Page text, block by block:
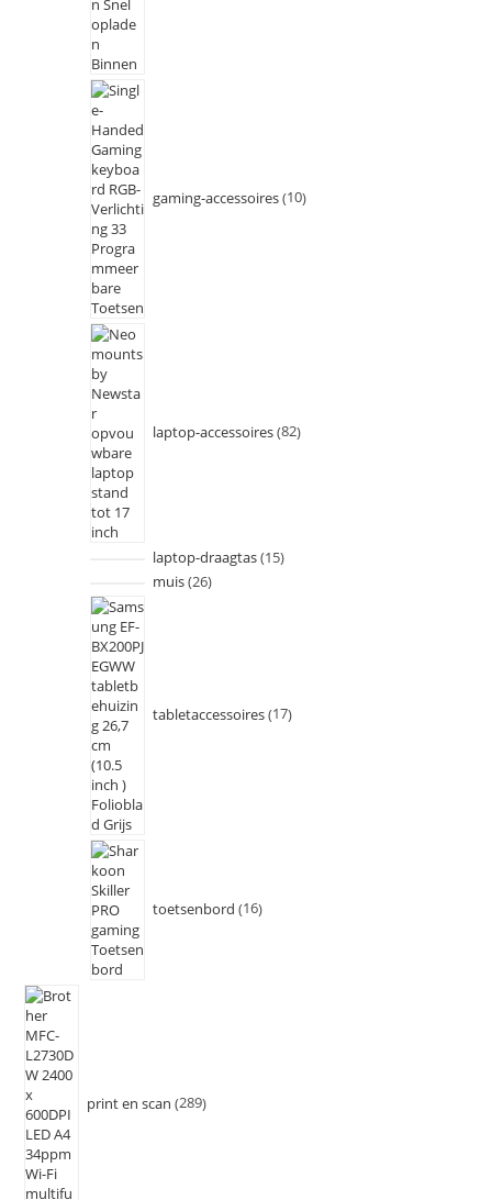
gaming-accessoires 10
laptop-accessoires 82
laptop-draagtas 15
muis 26
tabletaccessoires 17
toetsenbord 16
print en scan 289